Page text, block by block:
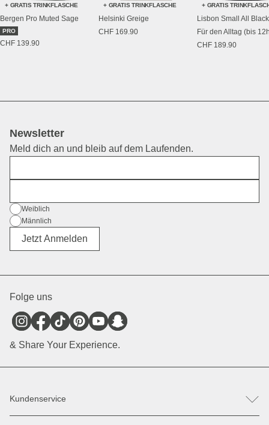
+ GRATIS TRINKFLASCHE
Bergen Pro Muted Sage
PRO
CHF 139.90
+ GRATIS TRINKFLASCHE
Helsinki Greige
CHF 169.90
+ GRATIS
Lisbon Small All Black
Für den Alltag (bis
CHF 189.90
Newsletter
Meld dich an und bleib auf dem Laufenden.
Geschlecht
Weiblich
Männlich
Divers
Jetzt Anmelden
Folge uns
& Share Your Experience.
Kundenservice